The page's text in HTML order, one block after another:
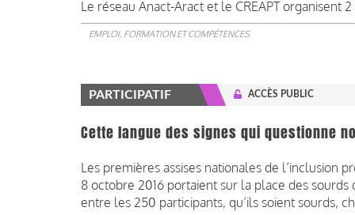
Le réseau Anact-Aract et le CREAPT organisent
EMPLOI, FORMATION ET COMPÉTENCES
PARTICIPATIF ACCÈS PUBLIC
Cette langue des signes qui questionne
Les premières assises nationales de l’inclusion
8 octobre 2016 portaient sur la place des
entre les 250 participants, qu’ils soient sourds,